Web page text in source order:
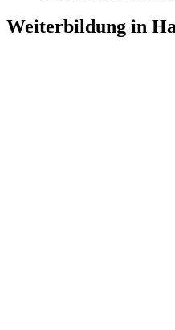
Weiterbildung in